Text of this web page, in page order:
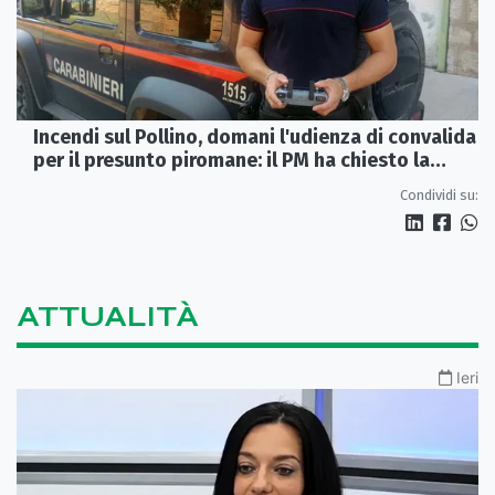
Incendi sul Pollino, domani l'udienza di convalida
per il presunto piromane: il PM ha chiesto la
Condividi su:
ATTUALITÀ
Ieri